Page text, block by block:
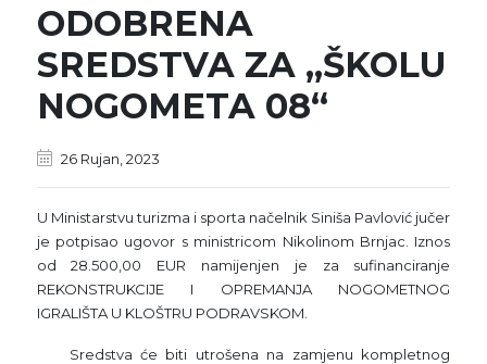
ODOBRENA
SREDSTVA ZA „ŠKOLU
NOGOMETA 08“
26 Rujan, 2023
U Ministarstvu turizma i sporta načelnik Siniša Pavlović jučer
je potpisao ugovor s ministricom Nikolinom Brnjac. Iznos
od 28.500,00 EUR namijenjen je za sufinanciranje
REKONSTRUKCIJE I OPREMANJA NOGOMETNOG
IGRALIŠTA U KLOŠTRU PODRAVSKOM.
Sredstva će biti utrošena na zamjenu kompletnog